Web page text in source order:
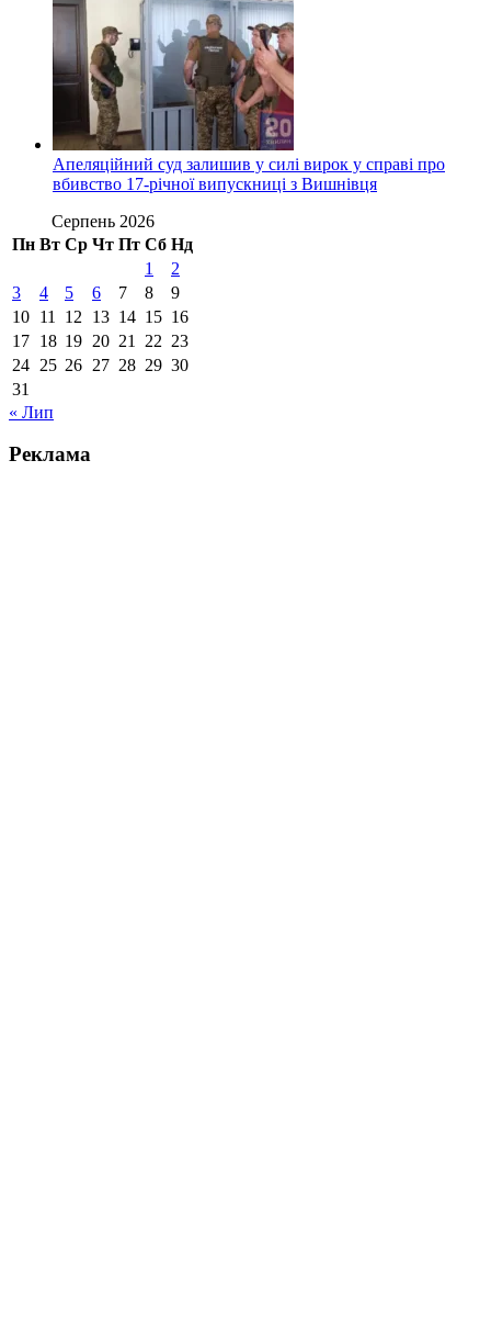
Апеляційний суд залишив у силі вирок у справі про
вбивство 17-річної випускниці з Вишнівця
Серпень 2026
Пн Вт Ср Чт Пт Сб Нд
1
2
3
4 5 6 7 8
9
10 11 12 13 14 15 16
17 18 19 20 21 22 23
24 25 26 27 28 29 30
31
« Лип
Реклама